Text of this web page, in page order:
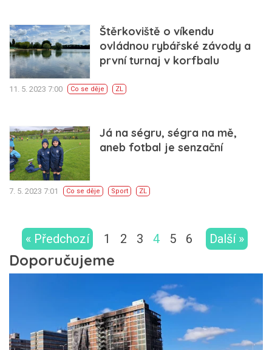
Štěrkoviště o víkendu
ovládnou rybářské závody a
první turnaj v korfbalu
11. 5. 2023 7:00 Co se děje ZL
Já na ségru, ségra na mě,
aneb fotbal je senzační
7. 5. 2023 7:01 Co se děje Sport ZL
« Předchozí 1 2 3 4 5 6 Další »